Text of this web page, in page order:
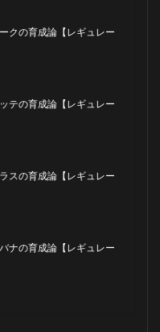
クの育成論【レギュレー
テの育成論【レギュレー
スの育成論【レギュレー
ナの育成論【レギュレー